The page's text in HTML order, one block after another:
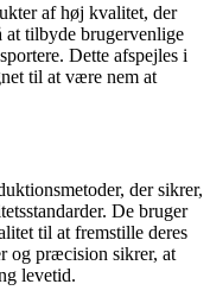
af høj kvalitet, der
at tilbyde brugervenlige
Dette afspejles i
til at være nem at
der sikrer,
De bruger
til at fremstille deres
og præcision sikrer, at
levetid.